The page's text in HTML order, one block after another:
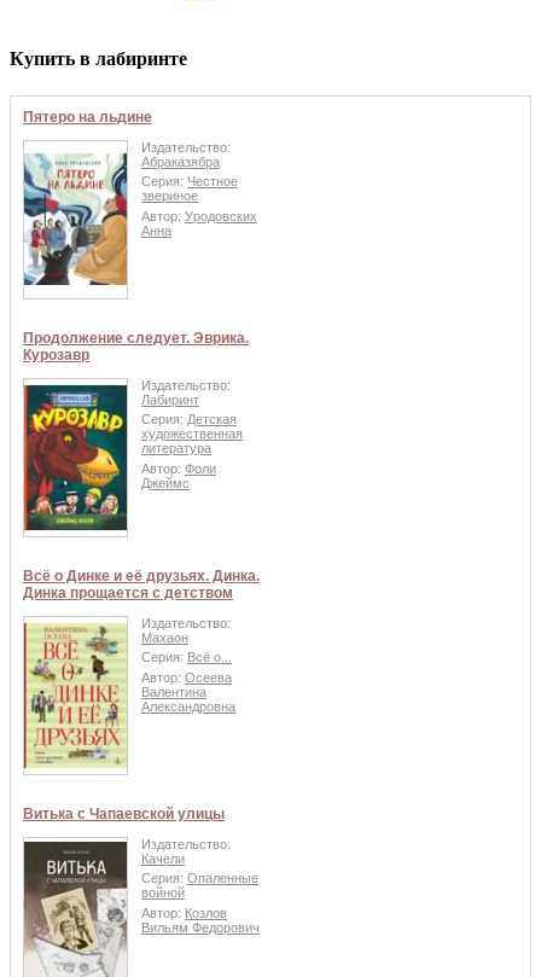
Купить в лабиринте
Пятеро на льдине
Издательство:
Абраказябра
Серия: Честное
звериное
Автор: Уродовских
Анна
Продолжение следует. Эврика.
Курозавр
Издательство:
Лабиринт
Серия: Детская
художественная
литература
Автор: Фоли
Джеймс
Всё о Динке и её друзьях. Динка.
Динка прощается с детством
Издательство:
Махаон
Серия: Всё о...
Автор: Осеева
Валентина
Александровна
Витька с Чапаевской улицы
Издательство:
Качели
Серия: Опаленные
войной
Автор: Козлов
Вильям Федорович